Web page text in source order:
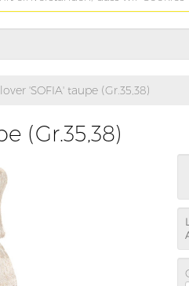
'SOFIA' taupe (Gr.35,38)
(Gr.35,38)